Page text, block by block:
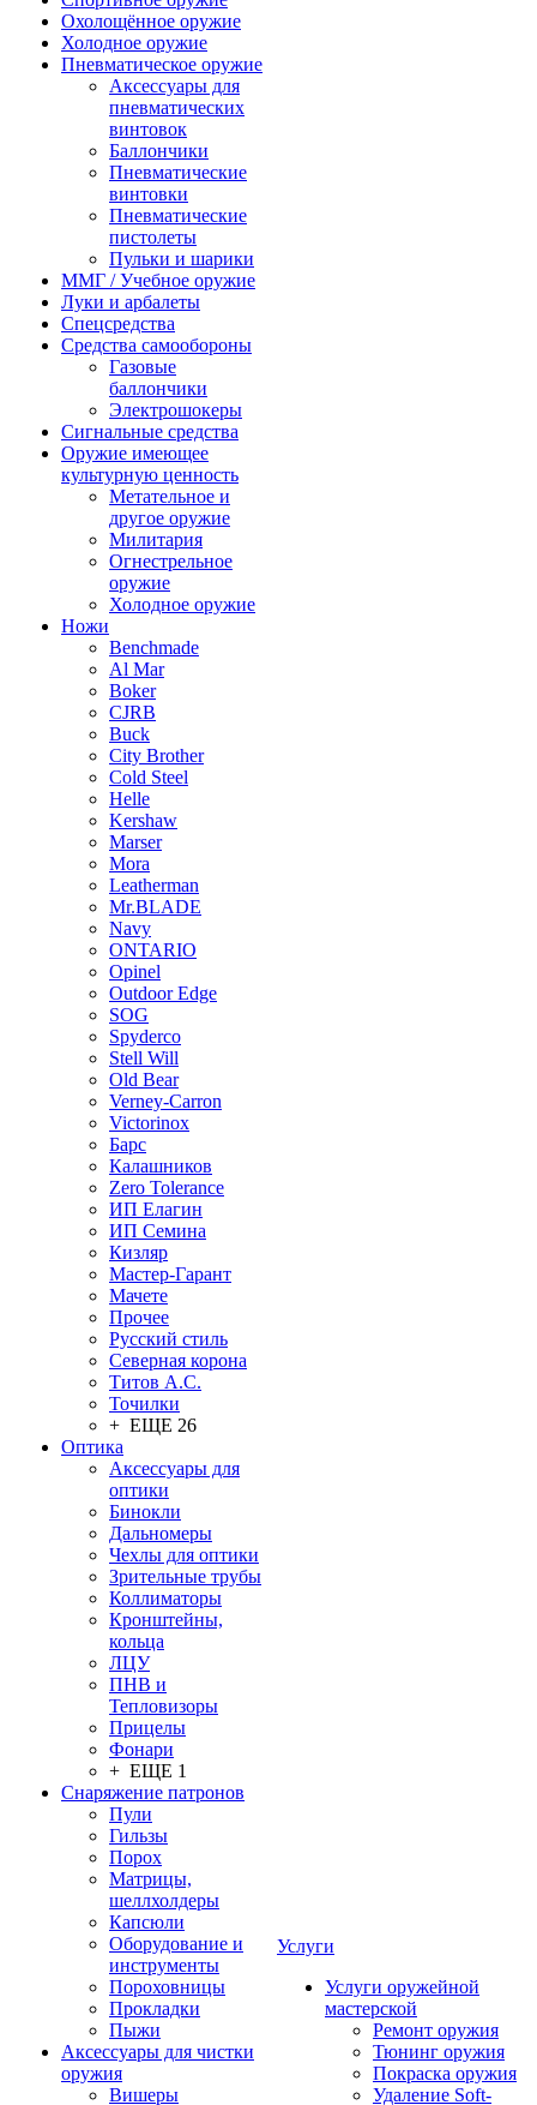
Охолощённое оружие
Холодное оружие
Пневматическое оружие
Аксессуары для
пневматических
винтовок
Баллончики
Пневматические
винтовки
Пневматические
пистолеты
Пульки и шарики
ММГ / Учебное оружие
Луки и арбалеты
Спецсредства
Средства самообороны
Газовые
баллончики
Электрошокеры
Сигнальные средства
Оружие имеющее
культурную ценность
Метательное и
другое оружие
Милитария
Огнестрельное
оружие
Холодное оружие
Ножи
Benchmade
Al Mar
Boker
CJRB
Buck
City Brother
Cold Steel
Helle
Kershaw
Marser
Mora
Leatherman
Mr.BLADE
Navy
ONTARIO
Opinel
Outdoor Edge
SOG
Spyderco
Stell Will
Old Bear
Verney-Carron
Victorinox
Барс
Калашников
Zero Tolerance
ИП Елагин
ИП Семина
Кизляр
Мастер-Гарант
Мачете
Прочее
Русский стиль
Северная корона
Титов А.С.
Точилки
+ ЕЩЕ 26
Оптика
Аксессуары для
оптики
Бинокли
Дальномеры
Чехлы для оптики
Зрительные трубы
Коллиматоры
Кронштейны,
кольца
ЛЦУ
ПНВ и
Тепловизоры
Прицелы
Фонари
+ ЕЩЕ 1
Снаряжение патронов
Пули
Гильзы
Порох
Матрицы,
шеллхолдеры
Капсюли
Оборудование и
инструменты
Пороховницы
Прокладки
Пыжи
Аксессуары для чистки
оружия
Вишеры
Услуги
Услуги оружейной
мастерской
Ремонт оружия
Тюнинг оружия
Покраска оружия
Удаление Soft-